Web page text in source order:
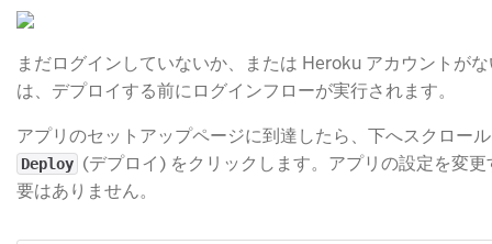
まだログインしていないか、または Heroku アカウントが
は、デプロイする前にログインフローが実行されます。
アプリのセットアップページに到達したら、下へスクロー
Deploy (デプロイ) をクリックします。アプリの設定を変更
要はありません。